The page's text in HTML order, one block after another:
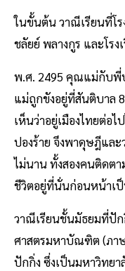
ในขั้นต้น วาณีเรียนที่โ
ชลัยย์ พลางกูร และโร
พ.ศ. 2495 คุณแม่กับพี่
แม่ถูกขังอยู่ที่สันติบาล
เห็นว่าอยู่เมืองไทยต่อไ
ปองร้าย จึงพาดุษฎีแล
ไม่นาน ทั้งสองคนติดต
ชีวิตอยู่ที่นั่นก่อนหน้าเป็
วาณีเรียนชั้นมัธยมที่ปัก
ศาสตรมหาบัณฑิต (ภา
ปักกิ่ง ซึ่งเป็นมหาวิทย